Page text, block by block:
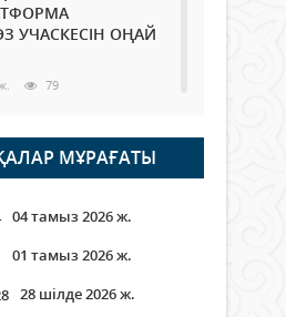
УЧАСКЕСІН ОҢАЙ
79
облысы
20
көрерменнің
етті
АРҚЫЛЫ ҚАЛАЙ
МҰРАҒАТЫ
04 тамыз 2026 ж.
01 тамыз 2026 ж.
28 шілде 2026 ж.